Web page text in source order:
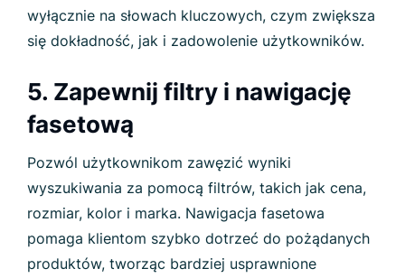
wyłącznie na słowach kluczowych, czym zwiększa
się dokładność, jak i zadowolenie użytkowników.
5. Zapewnij filtry i nawigację
fasetową
Pozwól użytkownikom zawęzić wyniki
wyszukiwania za pomocą filtrów, takich jak cena,
rozmiar, kolor i marka. Nawigacja fasetowa
pomaga klientom szybko dotrzeć do pożądanych
produktów, tworząc bardziej usprawnione